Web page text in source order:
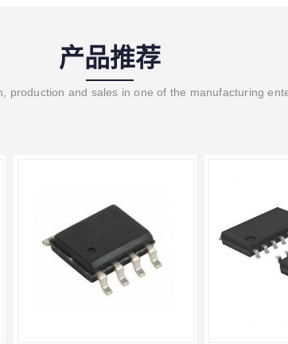
产品推荐
production and sales in one of the manufacturing